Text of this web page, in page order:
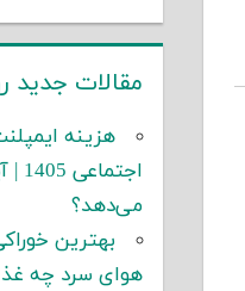
مقالات جدید
هزینه
می‌دهد؟
بهترین
هوای سرد چه